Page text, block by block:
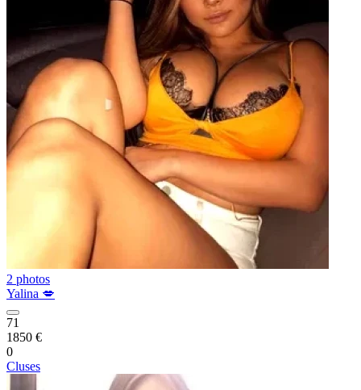
2 photos
Yalina 💋
71
1850 €
0
Cluses